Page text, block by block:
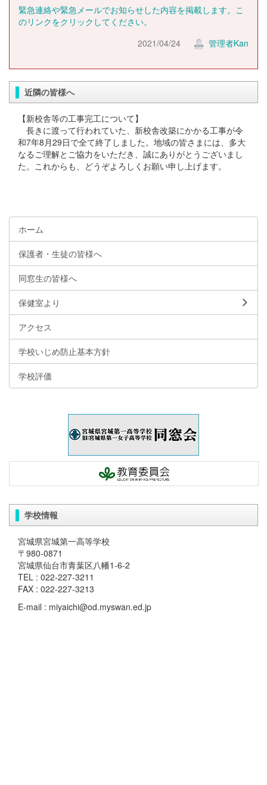
緊急連絡や緊急メールでお知らせした内容を掲載します。こ
のリンクをクリックしてください。
2021/04/24
管理者Kan
近隣の皆様へ
【新校舎等の工事完工について】
長きに渡って行われていた、新校舎改築にかかる工事が令
和7年8月29日で全て終了しました。地域の皆さまには、多大
なるご理解とご協力をいただき、誠にありがとうございまし
た。これからも、どうぞよろしくお願い申し上げます。
ホーム
保護者・生徒の皆様へ
同窓生の皆様へ
保健室より
アクセス
学校いじめ防止基本方針
学校評価
学校情報
宮城県宮城第一高等学校
〒980-0871
宮城県仙台市青葉区八幡1-6-2
TEL : 022-227-3211
FAX : 022-227-3213
E-mail : miyaichi@od.myswan.ed.jp